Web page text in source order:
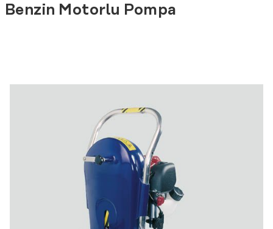
Benzin Motorlu Pompa